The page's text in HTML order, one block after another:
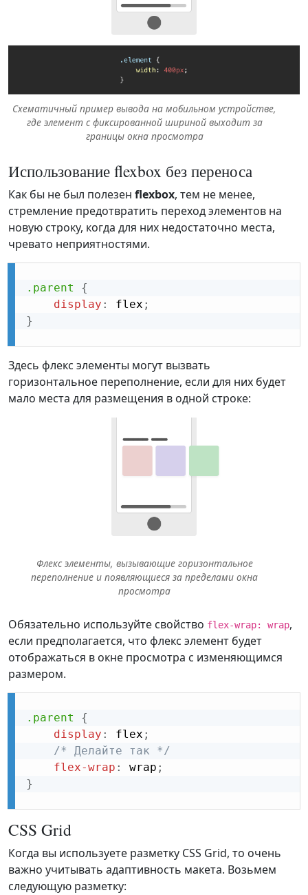
Cхематичный пример вывода на мобильном устройстве,
где элемент с фиксированной шириной выходит за
границы окна просмотра
Использование flexbox без переноса
Как бы не был полезен flexbox, тем не менее,
стремление предотвратить переход элементов на
новую строку, когда для них недостаточно места,
чревато неприятностями.
.parent
{
display : flex ;
}
Здесь флекс элементы могут вызвать
горизонтальное переполнение, если для них будет
мало места для размещения в одной строке:
Флекс элементы, вызывающие горизонтальное
переполнение и появляющиеся за пределами окна
просмотра
Обязательно используйте свойство flex-wrap: wrap,
если предполагается, что флекс элемент будет
отображаться в окне просмотра с изменяющимся
размером.
.parent
{
display : flex ;
/* Делайте так */
flex-wrap : wrap ;
}
CSS Grid
Когда вы используете разметку CSS Grid, то очень
важно учитывать адаптивность макета. Возьмем
следующую разметку: